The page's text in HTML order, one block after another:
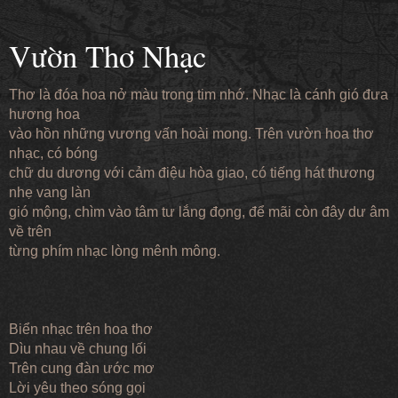
Vườn Thơ Nhạc
Thơ là đóa hoa nở màu trong tim nhớ. Nhạc là cánh gió đưa
hương hoa
vào hồn những vương vấn hoài mong. Trên vườn hoa thơ
nhạc, có bóng
chữ du dương với cảm điệu hòa giao, có tiếng hát thương
nhẹ vang làn
gió mộng, chìm vào tâm tư lắng đọng, để mãi còn đây dư âm
về trên
từng phím nhạc lòng mênh mông.
Biển nhạc trên hoa thơ
Dìu nhau về chung lối
Trên cung đàn ước mơ
Lời yêu theo sóng gọi